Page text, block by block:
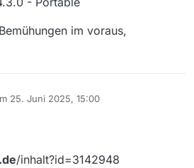
im voraus,
25. Juni 2025, 15:00
von
/inhalt?id=3142948